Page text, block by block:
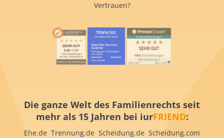
Vertrauen?
Die ganze Welt des Familienrechts seit
mehr als 15 Jahren bei iurFRIEND:
Ehe.de Trennung.de Scheidung.de Scheidung.com